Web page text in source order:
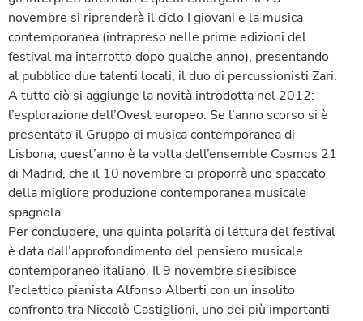
novembre si riprenderà il ciclo I giovani e la musica
contemporanea (intrapreso nelle prime edizioni del
festival ma interrotto dopo qualche anno), presentando
al pubblico due talenti locali, il duo di percussionisti Zari.
A tutto ciò si aggiunge la novità introdotta nel 2012:
l’esplorazione dell’Ovest europeo. Se l’anno scorso si è
presentato il Gruppo di musica contemporanea di
Lisbona, quest’anno è la volta dell’ensemble Cosmos 21
di Madrid, che il 10 novembre ci proporrà uno spaccato
della migliore produzione contemporanea musicale
spagnola.
Per concludere, una quinta polarità di lettura del festival
è data dall’approfondimento del pensiero musicale
contemporaneo italiano. Il 9 novembre si esibisce
l’eclettico pianista Alfonso Alberti con un insolito
confronto tra Niccolò Castiglioni, uno dei più importanti